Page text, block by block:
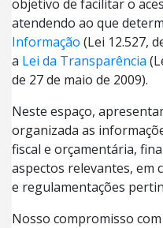
objetivo de facilitar o
atendendo ao que
Informação (Lei 12.527,
a Lei da Transparência
de 27 de maio de 2009).
Neste espaço,
organizada as
fiscal e orçamentária,
aspectos relevantes, em
e regulamentações
Nosso compromisso